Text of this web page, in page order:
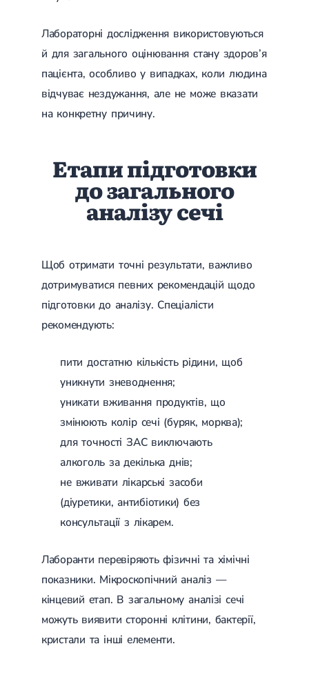
Лабораторні дослідження використовуються
й для загального оцінювання стану здоров’я
пацієнта, особливо у випадках, коли людина
відчуває нездужання, але не може вказати
на конкретну причину.
Етапи підготовки
до загального
аналізу сечі
Щоб отримати точні результати, важливо
дотримуватися певних рекомендацій щодо
підготовки до аналізу. Спеціалісти
рекомендують:
пити достатню кількість рідини, щоб
уникнути зневоднення;
уникати вживання продуктів, що
змінюють колір сечі (буряк, морква);
для точності ЗАС виключають
алкоголь за декілька днів;
не вживати лікарські засоби
(діуретики, антибіотики) без
консультації з лікарем.
Лаборанти перевіряють фізичні та хімічні
показники. Мікроскопічний аналіз —
кінцевий етап. В загальному аналізі сечі
можуть виявити сторонні клітини, бактерії,
кристали та інші елементи.